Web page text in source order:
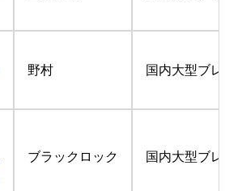
野村 国内大型ブ
ブラックロック 国内大型ブ